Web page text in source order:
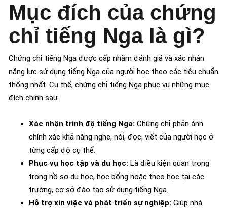
Mục đích của chứng
chỉ tiếng Nga là gì?
Chứng chỉ tiếng Nga được cấp nhằm đánh giá và xác nhận
năng lực sử dụng tiếng Nga của người học theo các tiêu chuẩn
thống nhất. Cụ thể, chứng chỉ tiếng Nga phục vụ những mục
đích chính sau:
Xác nhận trình độ tiếng Nga: Chứng chỉ phản ánh
chính xác khả năng nghe, nói, đọc, viết của người học ở
từng cấp độ cụ thể.
Phục vụ học tập và du học: Là điều kiện quan trọng
trong hồ sơ du học, học bổng hoặc theo học tại các
trường, cơ sở đào tạo sử dụng tiếng Nga.
Hỗ trợ xin việc và phát triển sự nghiệp: Giúp nhà